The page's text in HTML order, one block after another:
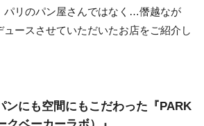
パリのパン屋さんではなく…僭越なが
ュースさせていただいたお店をご紹介し
ンにも空間にもこだわった『PARK